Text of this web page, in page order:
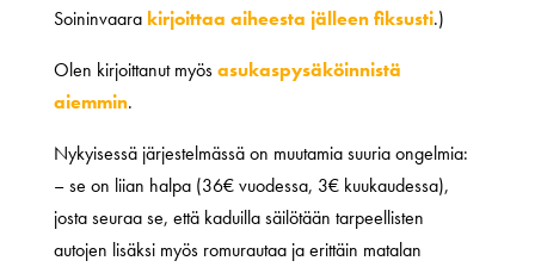
Soininvaara kirjoittaa aiheesta jälleen fiksusti.)
Olen kirjoittanut myösasukaspysäköinnistä
aiemmin.
Nykyisessä järjestelmässä on muutamia suuria ongelmia:
– se on liian halpa (36€ vuodessa, 3€ kuukaudessa),
josta seuraa se, että kaduilla säilötään tarpeellisten
autojen lisäksi myös romurautaa ja erittäin matalan